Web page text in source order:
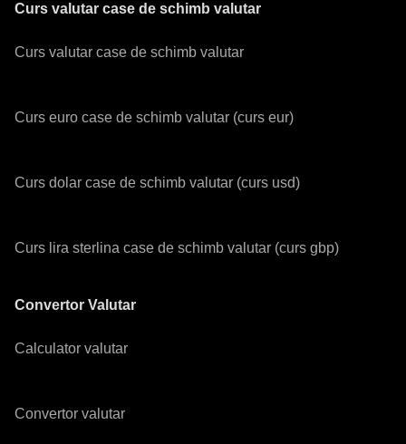
Curs valutar case de schimb valutar
Curs valutar case de schimb valutar
Curs euro case de schimb valutar (curs eur)
Curs dolar case de schimb valutar (curs usd)
Curs lira sterlina case de schimb valutar (curs gbp)
Convertor Valutar
Calculator valutar
Convertor valutar